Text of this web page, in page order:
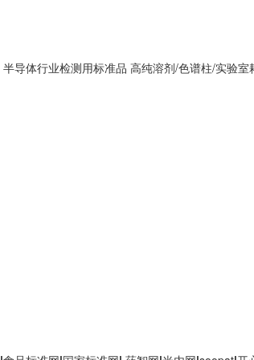
半导体行业检测用标准品 高纯溶剂/色谱柱/实验室